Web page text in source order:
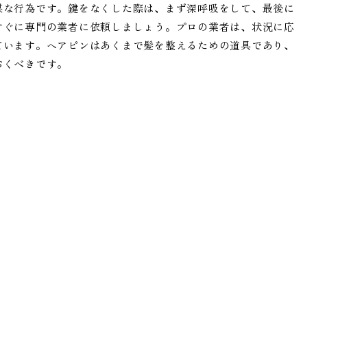
行為です。鍵をなくした際は、まず深呼吸をして、最後に
に専門の業者に依頼しましょう。プロの業者は、状況に応
ます。ヘアピンはあくまで髪を整えるための道具であり、
べきです。